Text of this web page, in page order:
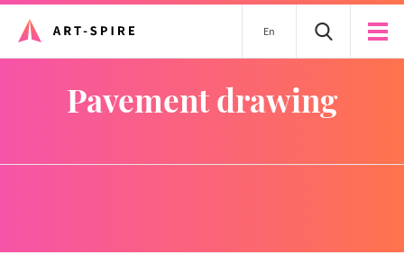
En
pavement drawing